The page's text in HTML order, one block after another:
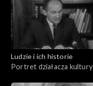
Ludzie i ich historie
Portret działacza kultury